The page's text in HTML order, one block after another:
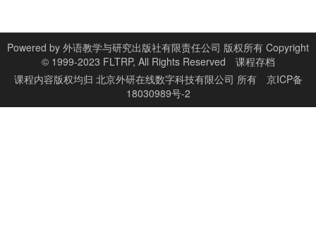
Powered by 外语教学与研究出版社有限责任公司 版权所有 Copyright
© 1999-2023 FLTRP, All Rights Reserved
课程存档
课程内容版权均归 北京外研在线数字科技有限公司 所有
京ICP备
18030989号-2